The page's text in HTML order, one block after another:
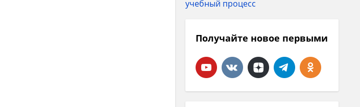
Получайте новое первыми